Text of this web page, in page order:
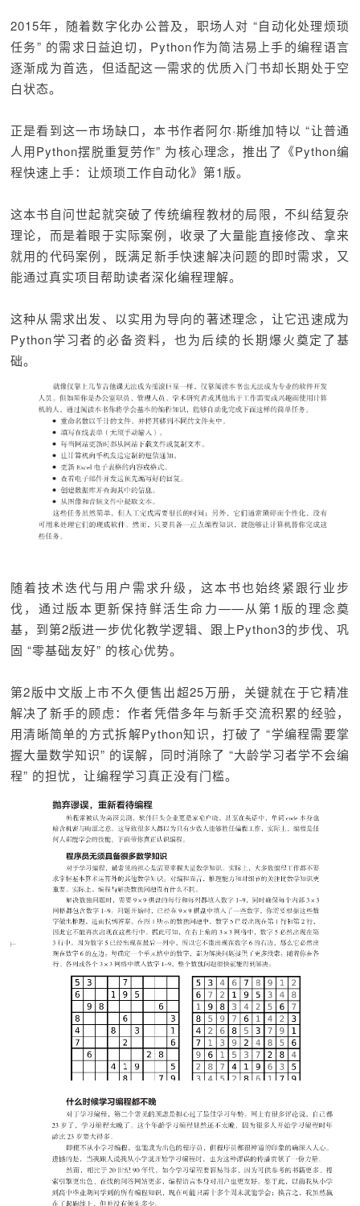
2015年，随着数字化办公普及，职场人对 “自动化处理烦琐
任务” 的需求日益迫切，Python作为简洁易上手的编程语言
逐渐成为首选，但适配这一需求的优质入门书却长期处于空
白状态。
正是看到这一市场缺口，本书作者阿尔·斯维加特以 “让普通
人用Python摆脱重复劳作” 为核心理念，推出了《Python编
程快速上手：让烦琐工作自动化》第1版。
这本书自问世起就突破了传统编程教材的局限，不纠结复杂
理论，而是着眼于实际案例，收录了大量能直接修改、拿来
就用的代码案例，既满足新手快速解决问题的即时需求，又
能通过真实项目帮助读者深化编程理解。
这种从需求出发、以实用为导向的著述理念，让它迅速成为
Python学习者的必备资料，也为后续的长期爆火奠定了基
础。
随着技术迭代与用户需求升级，这本书也始终紧跟行业步
伐，通过版本更新保持鲜活生命力——从第1版的理念奠
基，到第2版进一步优化教学逻辑、跟上Python3的步伐、巩
固 “零基础友好” 的核心优势。
第2版中文版上市不久便售出超25万册，关键就在于它精准
解决了新手的顾虑：作者凭借多年与新手交流积累的经验，
用清晰简单的方式拆解Python知识，打破了 “学编程需要掌
握大量数学知识” 的误解，同时消除了 “大龄学习者学不会编
程” 的担忧，让编程学习真正没有门槛。